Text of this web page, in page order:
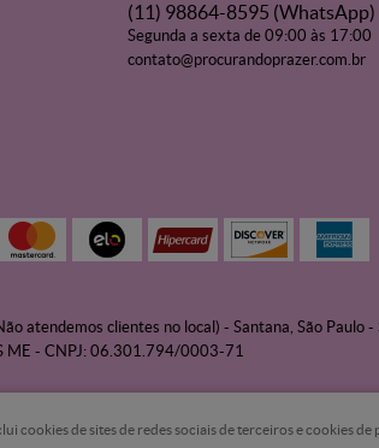
(11) 98864-8595 (WhatsApp)
Segunda a sexta de 09:00 às 17:00
contato@procurandoprazer.com.br
atendemos clientes no local) - Santana, São Paulo -
ME - CNPJ: 06.301.794/0003-71
cookies de sites de redes sociais de terceiros e cookies